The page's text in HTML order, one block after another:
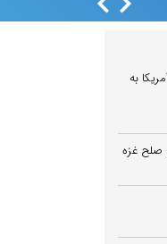
به
صلح غزه